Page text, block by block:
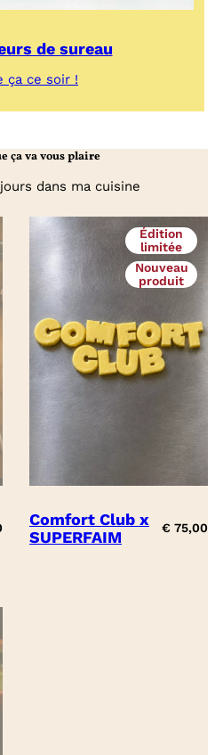
de sureau
ça ce soir !
de
sureau
ça va vous plaire
dans ma cuisine
Édition
limitée
Nouveau
produit
Comfort Club x
SUPERFAIM
€ 75,00